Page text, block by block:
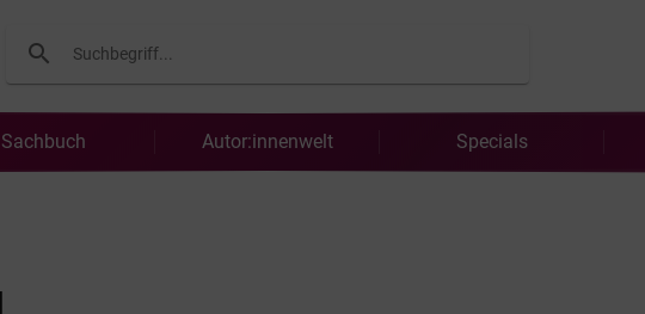
search
Suchen
Sachbuch Autor:innenwelt Specials